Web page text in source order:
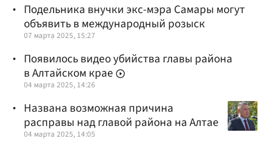
Подельника внучки экс-мэра Самары могут
объявить в международный розыск
07 марта 2025, 15:27
Появилось видео убийства главы района
в Алтайском крае
04 марта 2025, 14:26
Названа возможная причина
расправы над главой района на Алтае
04 марта 2025, 14:05